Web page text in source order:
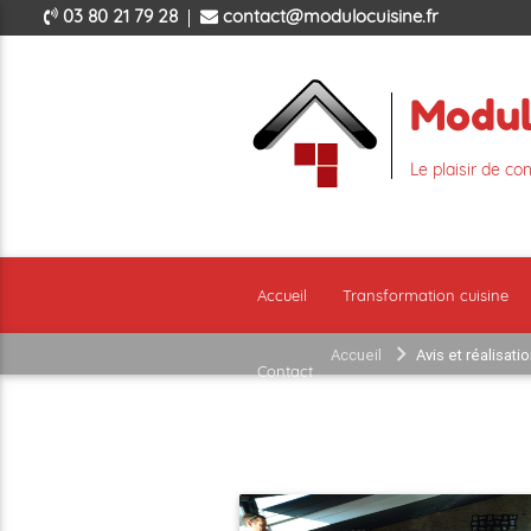
03 80 21 79 28 contact@modulocuisine.fr
Le plaisir de
Accueil Transformation cuisine
Contact
Accueil Avis et